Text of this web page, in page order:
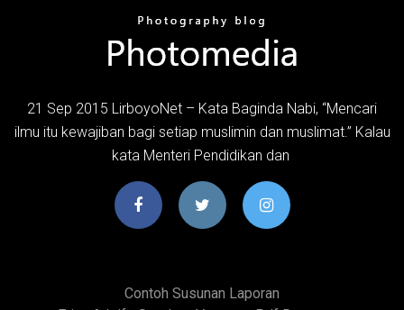
21 Sep 2015 LirboyoNet – Kata Baginda Nabi, “Mencari
ilmu itu kewajiban bagi setiap muslimin dan muslimat.” Kalau
kata Menteri Pendidikan dan
Contoh Susunan Laporan